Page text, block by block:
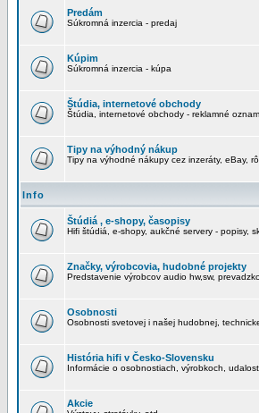
Predám
Súkromná inzercia - predaj
Kúpim
Súkromná inzercia - kúpa
Štúdia, internetové obchody
Štúdia, internetové obchody - reklamné
Tipy na výhodný nákup
Tipy na výhodné nákupy cez inzeráty, eBay,
Info
Štúdiá , e-shopy, časopisy
Hifi štúdiá, e-shopy, aukčné servery - popisy,
Značky, výrobcovia, hudobné projekty
Predstavenie výrobcov audio hw,sw,
Osobnosti
Osobnosti svetovej i našej hudobnej,
História hifi v Česko-Slovensku
Informácie o osobnostiach, výrobkoch,
Akcie